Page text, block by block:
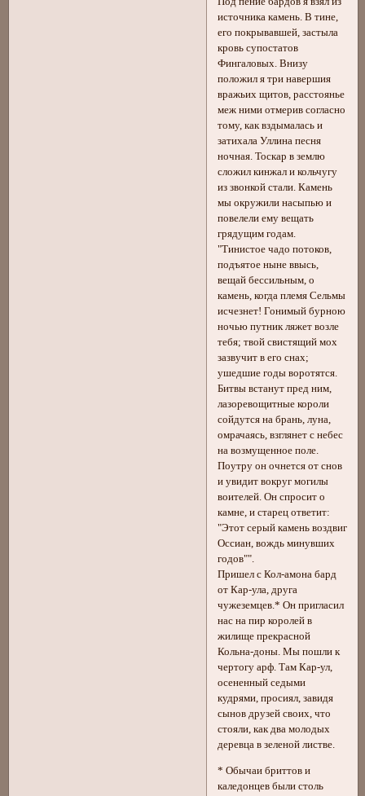
источника камень. В тине,
его покрывавшей, застыла
кровь супостатов
Фингаловых. Внизу
положил я три навершия
вражьих щитов, расстоянье
меж ними отмерив согласно
тому, как вздымалась и
затихала Уллина песня
ночная. Тоскар в землю
сложил кинжал и кольчугу
из звонкой стали. Камень
мы окружили насыпью и
повелели ему вещать
грядущим годам.
"Тинистое чадо потоков,
подъятое ныне ввысь,
вещай бессильным, о
камень, когда племя Сельмы
исчезнет! Гонимый бурною
ночью путник ляжет возле
тебя; твой свистящий мох
зазвучит в его снах;
ушедшие годы воротятся.
Битвы встанут пред ним,
лазоревощитные короли
сойдутся на брань, луна,
омрачаясь, взглянет с небес
на возмущенное поле.
Поутру он очнется от снов
и увидит вокруг могилы
воителей. Он спросит о
камне, и старец ответит:
"Этот серый камень воздвиг
Оссиан, вождь минувших
годов"".
Пришел с Кол-амона бард
от Кар-ула, друга
чужеземцев.* Он пригласил
нас на пир королей в
жилище прекрасной
Кольна-доны. Мы пошли к
чертогу арф. Там Кар-ул,
осененный седыми
кудрями, просиял, завидя
сынов друзей своих, что
стояли, как два молодых
деревца в зеленой листве.
* Обычаи бриттов и
каледонцев были столь